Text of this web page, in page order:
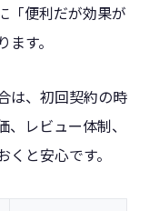
「便利だが効果が
す。
は、初回契約の時
レビュー体制、
と安心です。